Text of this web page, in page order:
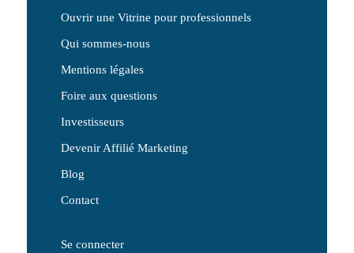
Ouvrir une Vitrine pour professionnels
Qui sommes-nous
Mentions légales
Foire aux questions
Investisseurs
Devenir Affilié Marketing
Blog
Contact
Se connecter